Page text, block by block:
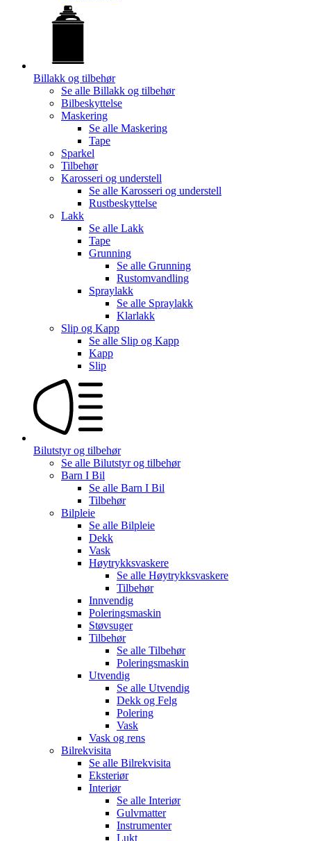
Billakk og tilbehør
Se alle Billakk og tilbehør
Bilbeskyttelse
Maskering
Se alle Maskering
Tape
Sparkel
Tilbehør
Karosseri og understell
Se alle Karosseri og understell
Rustbeskyttelse
Lakk
Se alle Lakk
Tape
Grunning
Se alle Grunning
Rustomvandling
Spraylakk
Se alle Spraylakk
Klarlakk
Slip og Kapp
Se alle Slip og Kapp
Kapp
Slip
Bilutstyr og tilbehør
Se alle Bilutstyr og tilbehør
Barn I Bil
Se alle Barn I Bil
Tilbehør
Bilpleie
Se alle Bilpleie
Dekk
Vask
Høytrykksvaskere
Se alle Høytrykksvaskere
Tilbehør
Innvendig
Poleringsmaskin
Støvsuger
Tilbehør
Se alle Tilbehør
Poleringsmaskin
Utvendig
Se alle Utvendig
Dekk og Felg
Polering
Vask
Vask og rens
Bilrekvisita
Se alle Bilrekvisita
Eksteriør
Interiør
Se alle Interiør
Gulvmatter
Instrumenter
Lukt